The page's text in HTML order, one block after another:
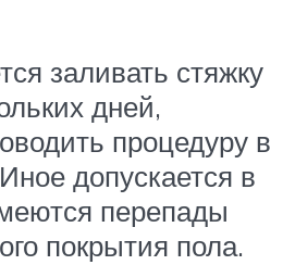
заливать стяжку
дней,
процедуру в
допускается в
перепады
покрытия пола.